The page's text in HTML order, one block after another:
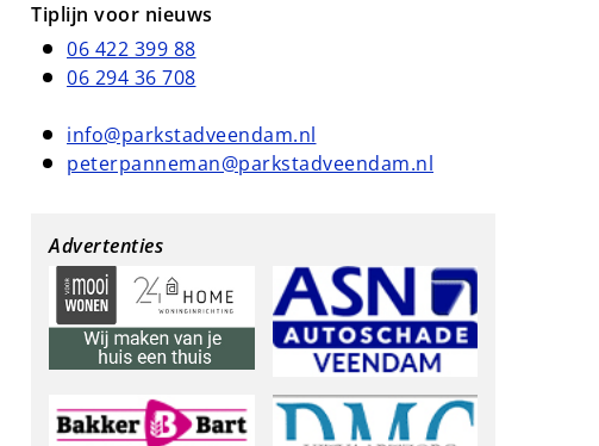
Tiplijn voor nieuws
06 422 399 88
06 294 36 708
info@parkstadveendam.nl
peterpanneman@parkstadveendam.nl
Advertenties